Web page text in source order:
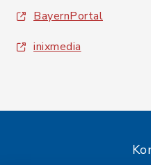
BayernPortal
inixmedia